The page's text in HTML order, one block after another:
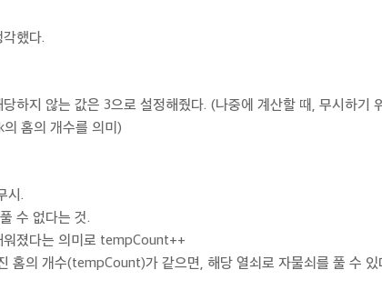
했다.
하지 않는 값은 3으로 설정해줬다. (나중에 계산할 때, 무시하기
홈의 개수를 의미)
시.
수 없다는 것.
졌다는 의미로 tempCount++
홈의 개수(tempCount)가 같으면, 해당 열쇠로 자물쇠를 풀 수 있